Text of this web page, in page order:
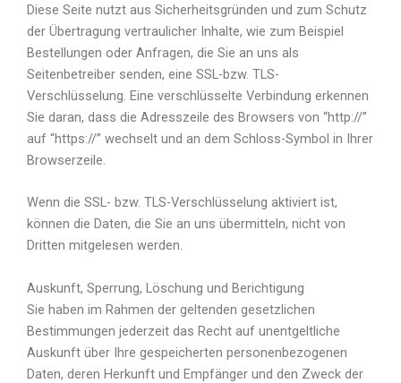
Diese Seite nutzt aus Sicherheitsgründen und zum Schutz
der Übertragung vertraulicher Inhalte, wie zum Beispiel
Bestellungen oder Anfragen, die Sie an uns als
Seitenbetreiber senden, eine SSL-bzw. TLS-
Verschlüsselung. Eine verschlüsselte Verbindung erkennen
Sie daran, dass die Adresszeile des Browsers von “http://”
auf “https://” wechselt und an dem Schloss-Symbol in Ihrer
Browserzeile.
Wenn die SSL- bzw. TLS-Verschlüsselung aktiviert ist,
können die Daten, die Sie an uns übermitteln, nicht von
Dritten mitgelesen werden.
Auskunft, Sperrung, Löschung und Berichtigung
Sie haben im Rahmen der geltenden gesetzlichen
Bestimmungen jederzeit das Recht auf unentgeltliche
Auskunft über Ihre gespeicherten personenbezogenen
Daten, deren Herkunft und Empfänger und den Zweck der